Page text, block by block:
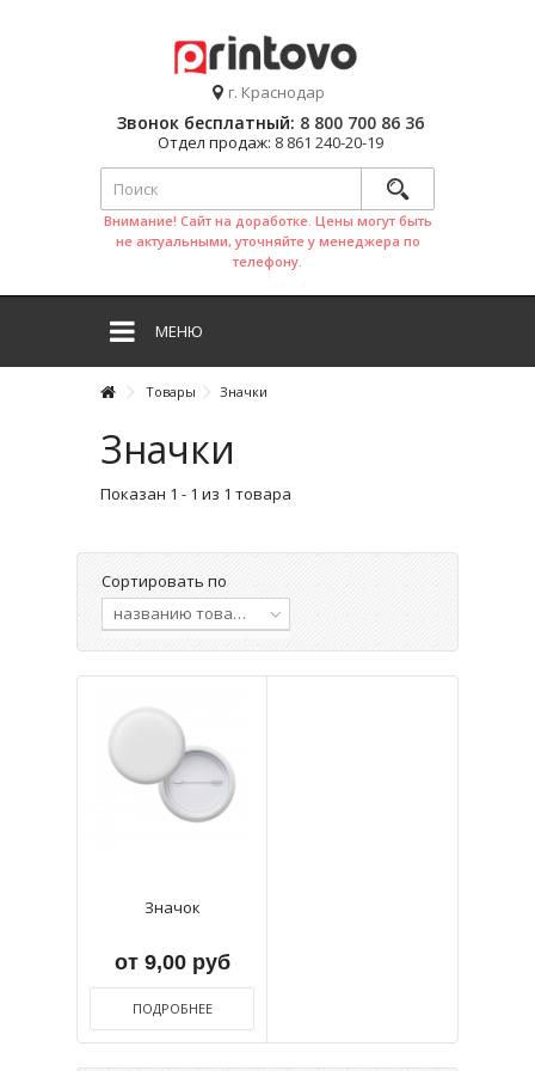
г. Краснодар
Звонок бесплатный: 8 800 700 86 36
Отдел продаж: 8 861 240-20-19
Внимание! Сайт на доработке. Цены могут быть
не актуальными, уточняйте у менеджера по
телефону.
МЕНЮ
Товары Значки
Значки
Показан 1 - 1 из 1 товара
Сортировать по
названию товара, от А до Я
Значок
от 9,00 руб
ПОДРОБНЕЕ